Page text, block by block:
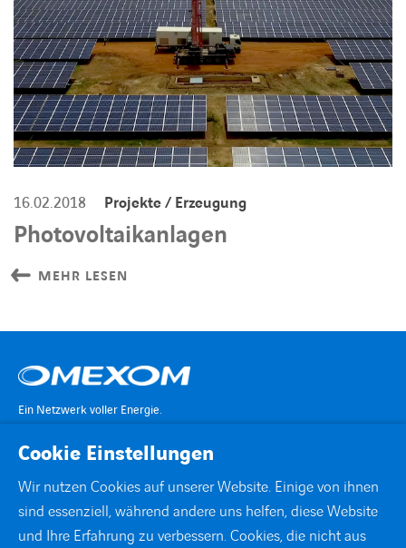
16.02.2018 Projekte / Erzeugung
Photovoltaikanlagen
MEHR LESEN
Ein Netzwerk voller Energie.
STANDORTE
Cookie Einstellungen
Wir nutzen Cookies auf unserer Website. Einige von ihnen
sind essenziell, während andere uns helfen, diese Website
und Ihre Erfahrung zu verbessern. Cookies, die nicht aus